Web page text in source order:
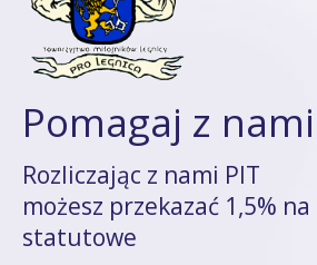
Pomagaj z
Rozliczając z nami PIT
możesz przekazać 1,5% na
statutowe